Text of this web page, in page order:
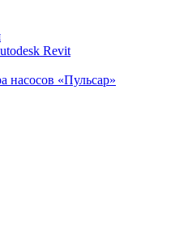
Revit
насосов «Пульсар»